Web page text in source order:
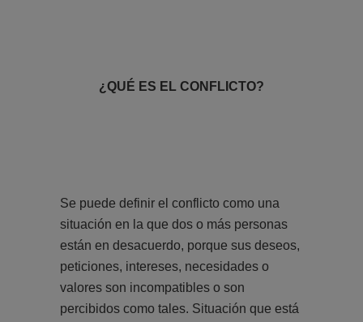
¿QUÉ ES EL CONFLICTO?
Se puede definir el conflicto como una
situación en la que dos o más personas
están en desacuerdo, porque sus deseos,
peticiones, intereses, necesidades o
valores son incompatibles o son
percibidos como tales. Situación que está